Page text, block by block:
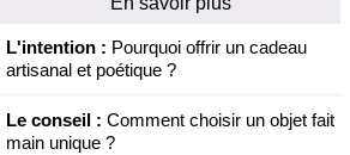
L'intention : Pourquoi offrir un cadeau
artisanal et poétique ?
Le conseil : Comment choisir un objet fait
main unique ?